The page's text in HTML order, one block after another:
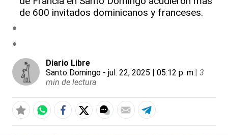
de 600 invitados dominicanos y franceses.
Diario Libre
Santo Domingo - jul. 22, 2025 | 05:12 p. m.| 3
min de lectura